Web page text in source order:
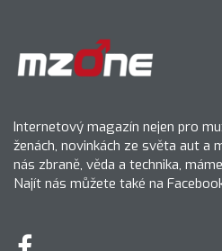
Internetový magazín nejen pro
ženách, novinkách ze světa aut a
nás zbraně, věda a technika,
Najít nás můžete také na